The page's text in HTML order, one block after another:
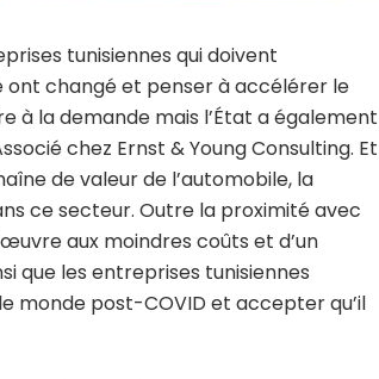
tunisiennes qui doivent
ont changé et penser à accélérer le
à la demande mais l’État a également
chez Ernst & Young Consulting. Et
de valeur de l’automobile, la
ce secteur. Outre la proximité avec
aux moindres coûts et d’un
que les entreprises tunisiennes
monde post-COVID et accepter qu’il